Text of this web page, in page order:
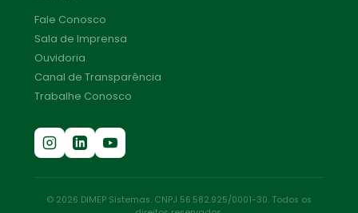
Fale Conosco
Sala de Imprensa
Ouvidoria
Canal de Transparência
Trabalhe Conosco
© 2026 DIMEP Sistemas. CNPJ 56.582.925/0001-30. Todos os